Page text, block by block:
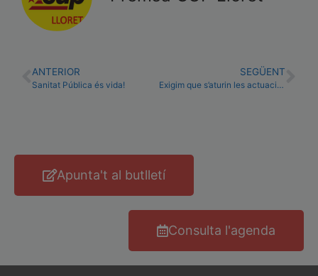
ANTERIOR
Sanitat Pública és vida!
SEGÜENT
Exigim que s’aturin les actuacions policials racistes
Apunta't al butlletí
Consulta l'agenda